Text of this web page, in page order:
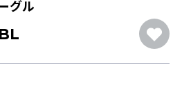
グル